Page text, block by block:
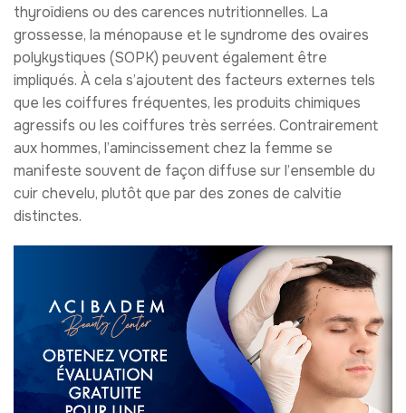
thyroïdiens ou des carences nutritionnelles. La
grossesse, la ménopause et le syndrome des ovaires
polykystiques (SOPK) peuvent également être
impliqués. À cela s’ajoutent des facteurs externes tels
que les coiffures fréquentes, les produits chimiques
agressifs ou les coiffures très serrées. Contrairement
aux hommes, l’amincissement chez la femme se
manifeste souvent de façon diffuse sur l’ensemble du
cuir chevelu, plutôt que par des zones de calvitie
distinctes.